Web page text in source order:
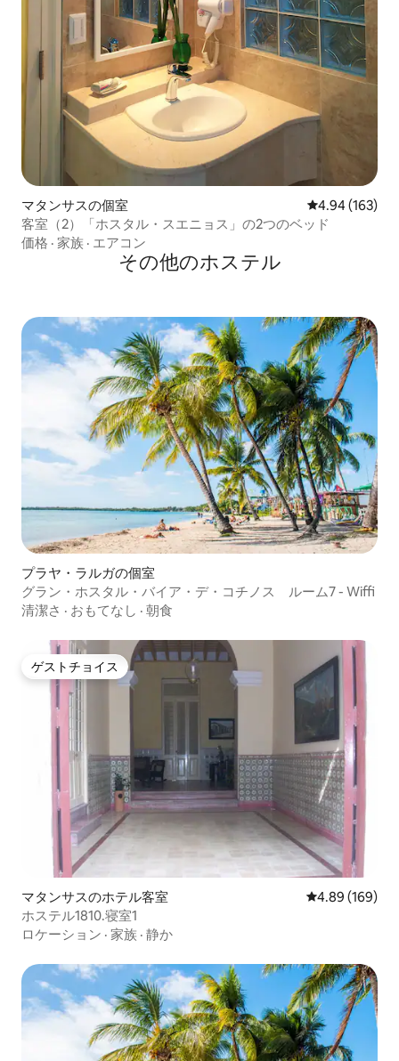
マタンサスの個室 レビュー163
4.94 (163)
客室（2）「ホスタル・スエニョス」の2つのベッド
価格 · 家族 · エアコン
その他のホステル
プラヤ・ラルガの個室
グラン・ホスタル・バイア・デ・コチノス ルーム7 - Wiffi
清潔さ · おもてなし · 朝食
ゲストチョイス
ゲストチョイス
マタンサスのホテル客室 レビュー169
4.89 (169)
ホステル1810.寝室1
ロケーション · 家族 · 静か